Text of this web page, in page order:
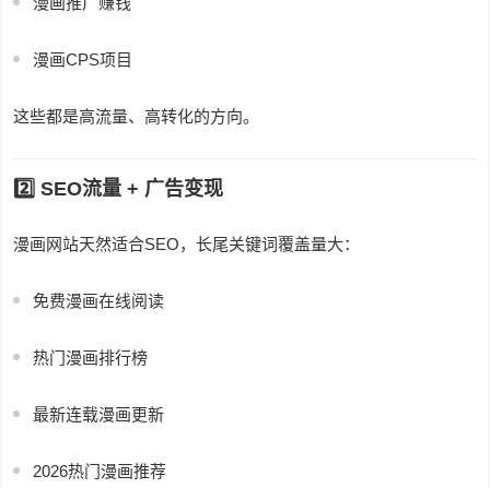
漫画CPS项目
这些都是高流量、高转化的方向。
2️⃣ SEO流量 + 广告变现
漫画网站天然适合SEO，长尾关键词覆盖量大：
免费漫画在线阅读
热门漫画排行榜
最新连载漫画更新
2026热门漫画推荐